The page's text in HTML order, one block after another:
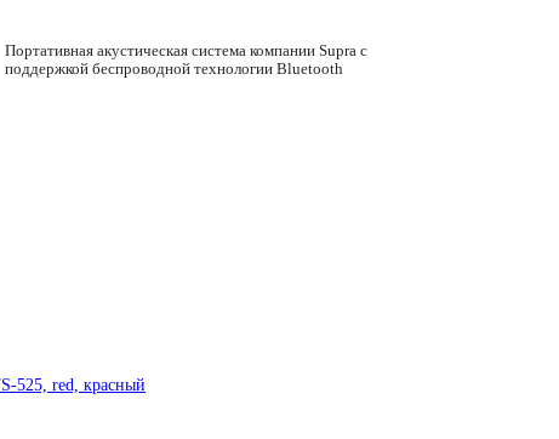
Портативная акустическая система компании Supra с
поддержкой беспроводной технологии Bluetooth